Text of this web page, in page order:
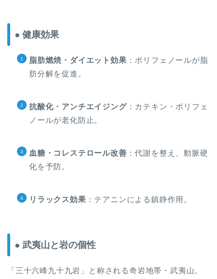
● 健康効果
脂肪燃焼・ダイエット効果 ：ポリフェノールが脂
肪分解を促進。
抗酸化・アンチエイジング：カテキン・ポリフェ
ノールが老化防止。
血糖・コレステロール改善 ：代謝を整え、動脈硬
化を予防。
リラックス効果 ：テアニンによる鎮静作用。
● 武夷山と岩の個性
「三十六峰九十九岩」と称される奇岩地帯・武夷山。